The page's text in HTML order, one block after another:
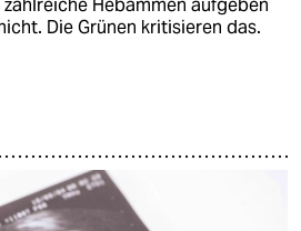
Hebammen aufgeben
Die Grünen kritisieren das.